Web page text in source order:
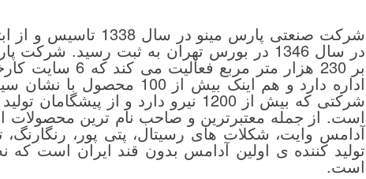
شرکت صنعتی پارس
بر 230 هزار
اداره دارد و هم اینک
شرکتی که بیش از 1200 نیرو دارد و
است. از جمله معتبرترین و صاحب نام ترین محصولات
آدامس وایت، شکلات های رسیتال، پتی پور،
تولید کننده ی اولین آدامس بدون قند ایران است که
است.